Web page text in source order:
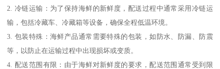
2. 冷链运输：为了保持海鲜的新鲜度，配送过程中通常采用冷链运
输，包括冷藏车、冷藏箱等设备，确保全程低温环境。
3. 包装特殊：海鲜产品通常需要特殊的包装，如防水、防漏、防震
等，以防止在运输过程中出现损坏或变质。
4. 配送范围有限：由于海鲜对新鲜度的要求，配送范围通常受到限